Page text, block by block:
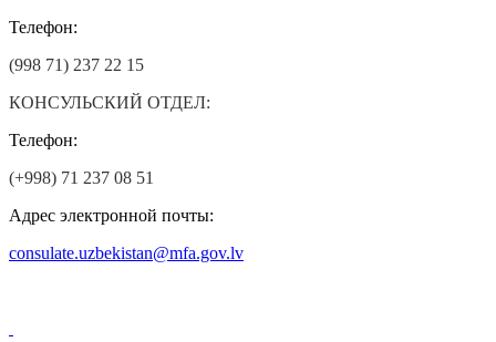
Телефон:
(998 71) 237 22 15
КОНСУЛЬСКИЙ ОТДЕЛ:
Телефон:
(+998) 71 237 08 51
Адрес электронной почты:
consulate.uzbekistan@mfa.gov.lv